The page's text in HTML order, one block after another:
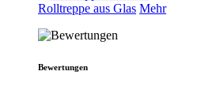
Rolltreppe aus Glas Mehr
Bewertungen